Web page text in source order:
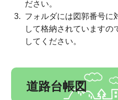
ださい。
フォルダには図郭番号に
して格納されていますの
してください。
道路台帳図